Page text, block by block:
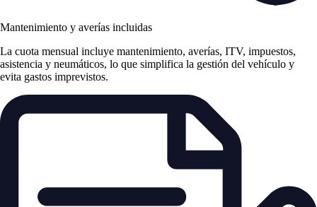
Mantenimiento y averías incluidas
La cuota mensual incluye mantenimiento, averías, ITV, impuestos,
asistencia y neumáticos, lo que simplifica la gestión del vehículo y
evita gastos imprevistos.